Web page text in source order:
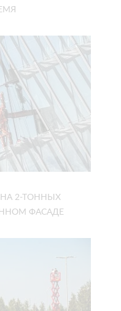
2-ТОННЫХ
ФАСАДЕ